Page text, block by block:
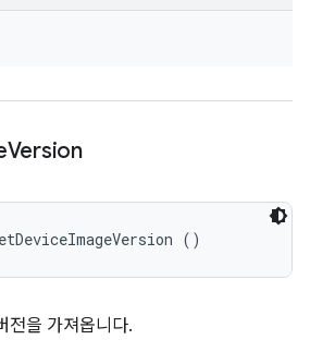
Version
()
전을 가져옵니다.